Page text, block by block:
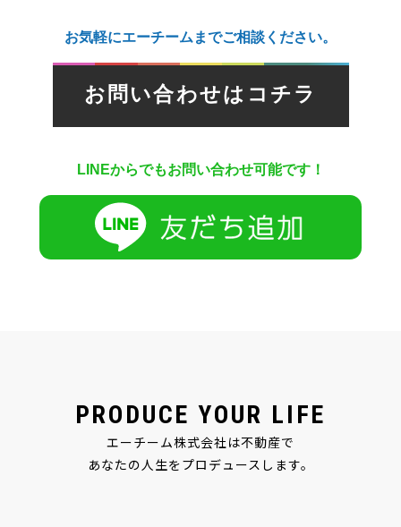
お気軽にエーチームまでご相談ください。
お問い合わせはコチラ
LINEからでもお問い合わせ可能です！
PRODUCE YOUR LIFE
エーチーム株式会社は不動産で
あなたの人生をプロデュースします。